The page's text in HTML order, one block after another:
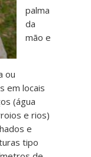
palma
da
mão e
ou
em locais
(água
e rios)
e
tipo